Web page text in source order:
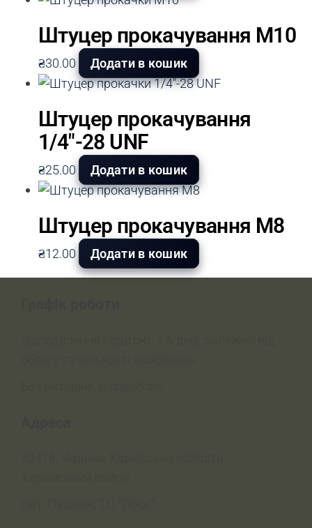
Штуцер прокачування М10
₴30.00 Додати в кошик
Штуцер прокачування
1/4″-28 UNF
₴25.00 Додати в кошик
Штуцер прокачування М8
₴12.00 Додати в кошик